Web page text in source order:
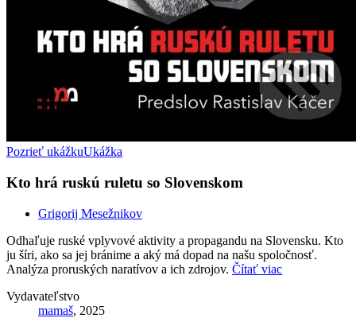
Pozrieť ukážkuUkážka
Kto hrá ruskú ruletu so Slovenskom
Grigorij Mesežnikov
Odhaľuje ruské vplyvové aktivity a propagandu na Slovensku. Kto
ju šíri, ako sa jej bránime a aký má dopad na našu spoločnosť.
Analýza proruských naratívov a ich zdrojov. Čítať viac
Vydavateľstvo
mamaš, 2025